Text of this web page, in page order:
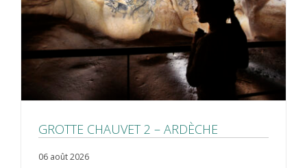
GROTTE CHAUVET 2 – ARDÈCHE
06 août 2026